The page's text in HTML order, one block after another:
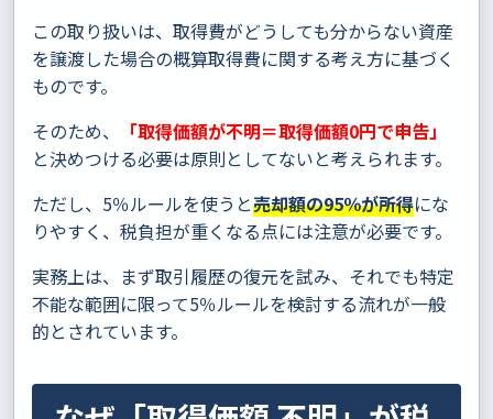
この取り扱いは、取得費がどうしても分からない資産
を譲渡した場合の概算取得費に関する考え方に基づく
ものです。
そのため、
「取得価額が不明＝取得価額0円で申告」
と決めつける必要は原則としてないと考えられます。
ただし、5％ルールを使うと売却額の95％が所得にな
りやすく、税負担が重くなる点には注意が必要です。
実務上は、まず取引履歴の復元を試み、それでも特定
不能な範囲に限って5％ルールを検討する流れが一般
的とされています。